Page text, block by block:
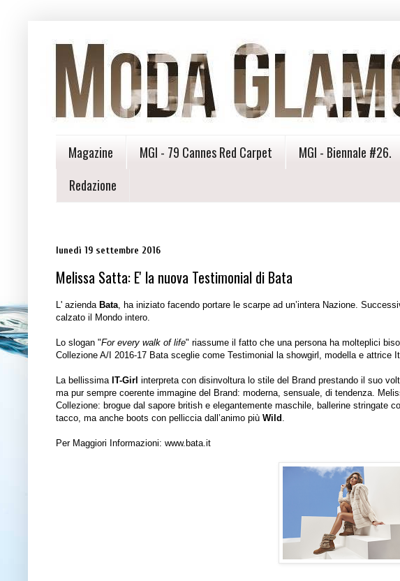
Magazine MGI - 79 Cannes Red Carpet MGI - Biennale #26.
Redazione
lunedì 19 settembre 2016
Melissa Satta: E' la nuova Testimonial di Bata
L' azienda Bata, ha iniziato facendo portare le scarpe ad un’intera Nazione.
calzato il Mondo intero.
Lo slogan "For every walk of life" riassume il fatto che una persona ha molteplici
Collezione A/I 2016-17 Bata sceglie come Testimonial la showgirl, modella e attrice
La bellissima IT-Girl interpreta con disinvoltura lo stile del Brand prestando il suo
ma pur sempre coerente immagine del Brand: moderna, sensuale, di tendenza.
Collezione: brogue dal sapore british e elegantemente maschile, ballerine stringate
tacco, ma anche boots con pelliccia dall’animo più Wild .
Per Maggiori Informazioni: www.bata.it